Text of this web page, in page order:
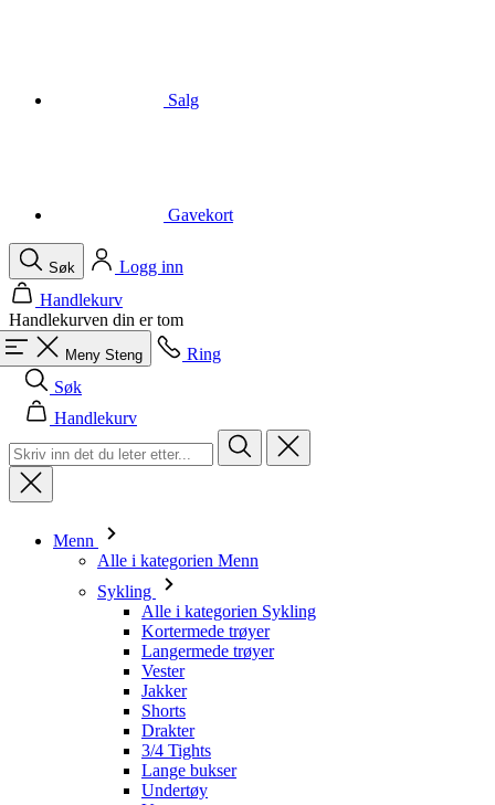
Handlekurven din er tom
Meny Steng
Søk
Handlekurv
Menn
Alle i kategorien Menn
Langermede trøyer
Vester
Jakker
Shorts
Drakter
3/4 Tights
Lange bukser
Undertøy
Varmere
Caps
Hansker
Sokker
Tilbehør